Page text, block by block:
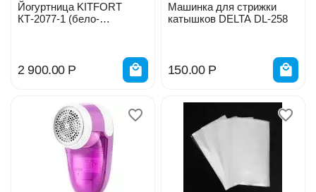
Йогуртница KITFORT
КТ-2077-1 (бело-
2 900.00 Р
Машинка для стрижки
катышков DELTA DL-258
150.00 Р